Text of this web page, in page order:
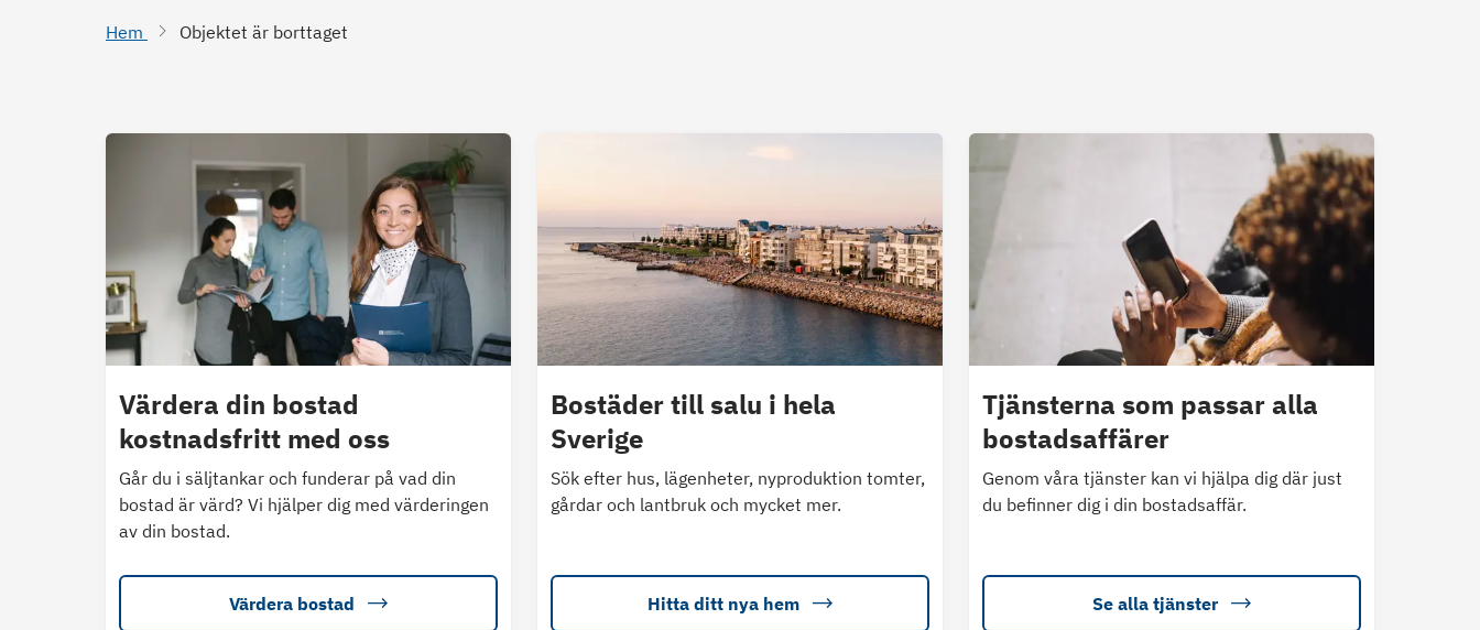
Hem Objektet är borttaget
Värdera din bostad
kostnadsfritt med oss
Går du i säljtankar och funderar på vad din
bostad är värd? Vi hjälper dig med värderingen
av din bostad.
Värdera bostad
Bostäder till salu i hela
Sverige
Sök efter hus, lägenheter, nyproduktion tomter,
gårdar och lantbruk och mycket mer.
Hitta ditt nya hem
Tjänsterna som passar alla
bostadsaffärer
Genom våra tjänster kan vi hjälpa dig där just
du befinner dig i din bostadsaffär.
Se alla tjänster